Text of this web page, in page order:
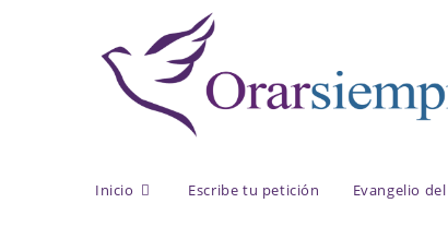
Inicio Escribe tu petición Evangelio